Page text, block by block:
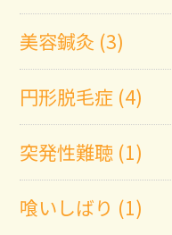
美容鍼灸 (3)
円形脱毛症 (4)
突発性難聴 (1)
喰いしばり (1)